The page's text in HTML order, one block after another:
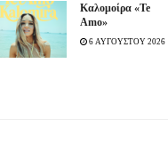
Καλομοίρα «Te
Amo»
6 ΑΥΓΟΥΣΤΟΥ 2026